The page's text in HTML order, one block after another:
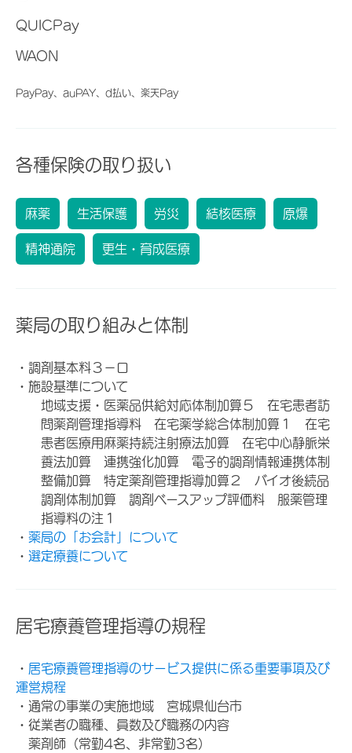
QUICPay
WAON
PayPay、auPAY、d払い、楽天Pay
各種保険の取り扱い
麻薬 生活保護 労災 結核医療 原爆
精神通院 更生・育成医療
薬局の取り組みと体制
・調剤基本料３－ロ
・施設基準について
地域支援・医薬品供給対応体制加算５ 在宅患者訪
問薬剤管理指導料 在宅薬学総合体制加算１ 在宅
患者医療用麻薬持続注射療法加算 在宅中心静脈栄
養法加算 連携強化加算 電子的調剤情報連携体制
整備加算 特定薬剤管理指導加算２ バイオ後続品
調剤体制加算 調剤ベースアップ評価料 服薬管理
指導料の注１
・ 薬局の「お会計」について
・ 選定療養について
居宅療養管理指導の規程
・ 居宅療養管理指導のサービス提供に係る重要事項及び
運営規程
・通常の事業の実施地域 宮城県仙台市
・従業者の職種、員数及び職務の内容
薬剤師（常勤4名、非常勤3名）